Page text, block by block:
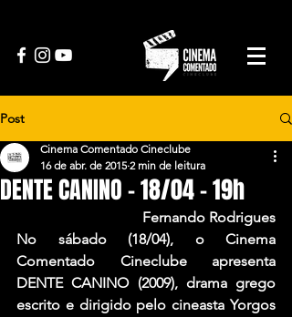
Post
DENTE CANINO – 18/04 – 19h
Cinema Comentado Cineclube
16 de abr. de 2015 2 min de leitura
Fernando Rodrigues
No sábado (18/04), o Cinema
Comentado Cineclube apresenta
DENTE CANINO (2009), drama grego
escrito e dirigido pelo cineasta Yorgos